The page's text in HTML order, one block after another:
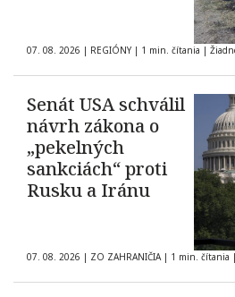
07. 08. 2026 | REGIÓNY | 1 min. čítania |
Senát USA schválil
návrh zákona o
„pekelných
sankciách“ proti
Rusku a Iránu
07. 08. 2026 | ZO ZAHRANIČIA | 1 min. čítania |